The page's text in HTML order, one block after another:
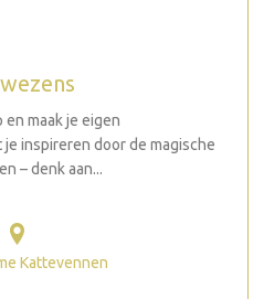
maak je eigen
inspireren door de magische
– denk aan...
Kattevennen